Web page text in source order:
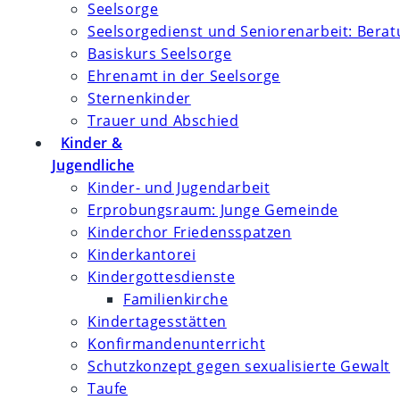
Seelsorge
Seelsorgedienst und Seniorenarbeit:
Basiskurs Seelsorge
Ehrenamt in der Seelsorge
Sternenkinder
Trauer und Abschied
Kinder &
Jugendliche
Kinder- und Jugendarbeit
Erprobungsraum: Junge Gemeinde
Kinderchor Friedensspatzen
Kinderkantorei
Kindergottesdienste
Familienkirche
Kindertagesstätten
Konfirmanden­unterricht
Schutzkonzept gegen sexualisierte Gewalt
Taufe